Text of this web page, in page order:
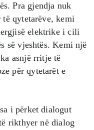
Pra gjendja nuk
të qytetarëve, kemi
elektrike i cili
së vjeshtës. Kemi një
asnjë rritje të
për qytetarët e
i përket dialogut
rikthyer në dialog